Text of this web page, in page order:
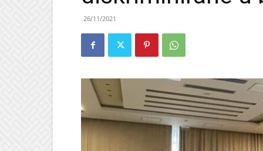
26/11/2021